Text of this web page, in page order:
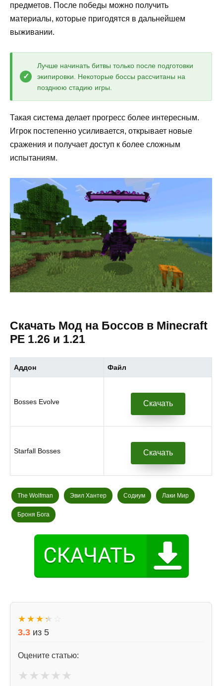
предметов. После победы можно получить
материалы, которые пригодятся в дальнейшем
выживании.
Лучше начинать битвы только после подготовки
экипировки. Некоторые боссы рассчитаны на
позднюю стадию игры.
Такая система делает прогресс более интересным.
Игрок постепенно усиливается, открывает новые
сражения и получает доступ к более сложным
испытаниям.
Скачать Мод на Боссов в Minecraft
PE 1.26 и 1.21
Аддон Файл
Bosses Evolve Скачать
Starfall Bosses Скачать
The Wolfman Эвил Хантер Содиум Лаки Мир
Броня Бога
★ ★ ★ ★
3.3 из 5
Оцените статью:
★ ★ ★ ★ ★